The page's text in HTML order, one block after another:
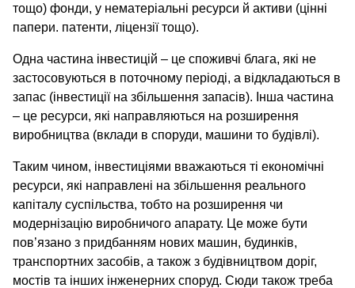
тощо) фонди, у нематеріальні ресурси й активи (цінні
папери. патенти, ліцензії тощо).
Одна частина інвестицій – це споживчі блага, які не
застосовуються в поточному періоді, а відкладаються в
запас (інвестиції на збільшення запасів). Інша частина
– це ресурси, які направляються на розширення
виробництва (вклади в споруди, машини то будівлі).
Таким чином, інвестиціями вважаються ті економічні
ресурси, які направлені на збільшення реального
капіталу суспільства, тобто на розширення чи
модернізацію виробничого апарату. Це може бути
пов’язано з придбанням нових машин, будинків,
транспортних засобів, а також з будівництвом доріг,
мостів та інших інженерних споруд. Сюди також треба